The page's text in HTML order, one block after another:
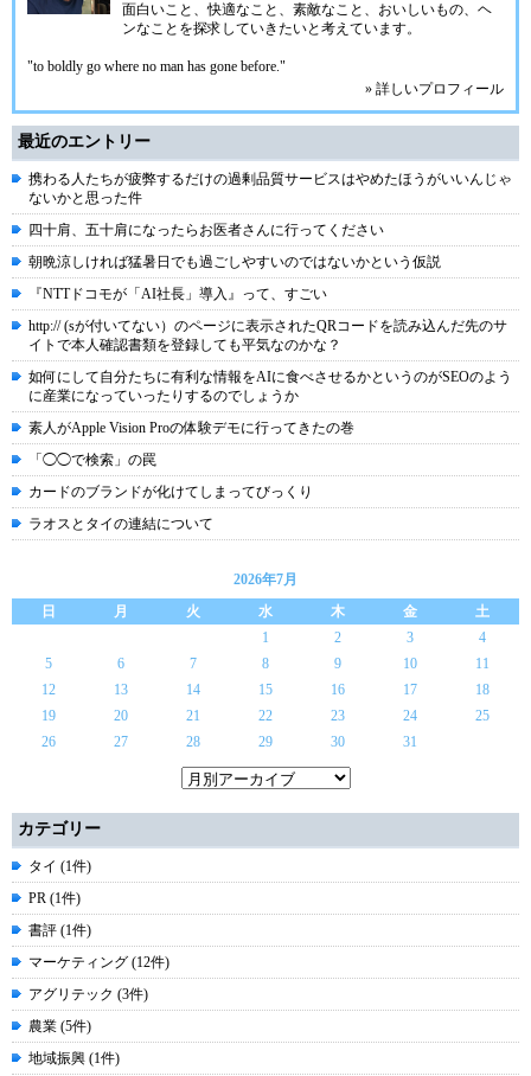
面白いこと、快適なこと、素敵なこと、おいしいもの、ヘ
ンなことを探求していきたいと考えています。
"to boldly go where no man has gone before."
» 詳しいプロフィール
最近のエントリー
携わる人たちが疲弊するだけの過剰品質サービスはやめたほうがいいんじゃ
ないかと思った件
四十肩、五十肩になったらお医者さんに行ってください
朝晩涼しければ猛暑日でも過ごしやすいのではないかという仮説
『NTTドコモが「AI社長」導入』って、すごい
http:// (sが付いてない）のページに表示されたQRコードを読み込んだ先のサ
イトで本人確認書類を登録しても平気なのかな？
如何にして自分たちに有利な情報をAIに食べさせるかというのがSEOのよう
に産業になっていったりするのでしょうか
素人がApple Vision Proの体験デモに行ってきたの巻
「◯◯で検索」の罠
カードのブランドが化けてしまってびっくり
ラオスとタイの連結について
2026年7月
日
月 火 水 木 金
土
1
2 3
4
5
6 7 8 9 10
11
12
13 14 15 16 17
18
19
20 21 22 23 24
25
26
27 28 29 30 31
カテゴリー
タイ (1件)
PR (1件)
書評 (1件)
マーケティング (12件)
アグリテック (3件)
農業 (5件)
地域振興 (1件)